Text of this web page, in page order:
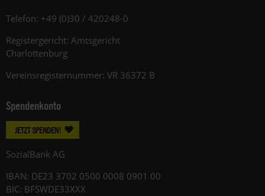
Telefon: +49 (0)30 / 420248-0
Registergericht: Amtsgericht
Charlottenburg
Vereinsregisternummer: VR 36372 B
Spendenkonto
JETZT SPENDEN!
SozialBank AG
IBAN: DE23 3702 0500 0008 0901 00
BIC: BFSWDE33XXX